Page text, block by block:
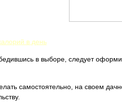
в день
в выборе, следует
самостоятельно, на своем